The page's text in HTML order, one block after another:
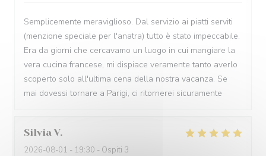
Semplicemente meraviglioso. Dal servizio ai piatti serviti
(menzione speciale per l'anatra) tutto è stato impeccabile.
Era da giorni che cercavamo un luogo in cui mangiare la
vera cucina francese, mi dispiace veramente tanto averlo
scoperto solo all'ultima cena della nostra vacanza. Se
mai dovessi tornare a Parigi, ci ritornerei sicuramente
Silvia V
2026-08-01 - 19:30 - Ospiti 3